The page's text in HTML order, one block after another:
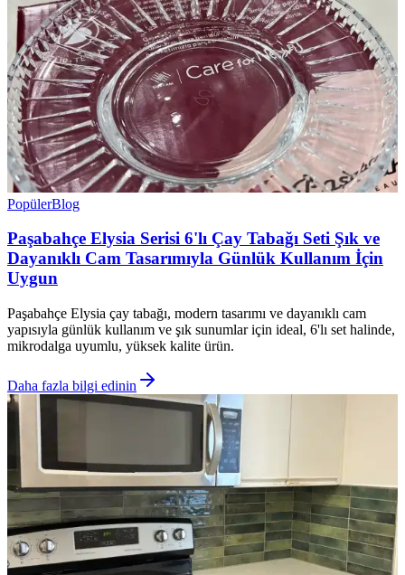
PopülerBlog
Paşabahçe Elysia Serisi 6'lı Çay Tabağı Seti Şık ve
Dayanıklı Cam Tasarımıyla Günlük Kullanım İçin
Uygun
Paşabahçe Elysia çay tabağı, modern tasarımı ve dayanıklı cam
yapısıyla günlük kullanım ve şık sunumlar için ideal, 6'lı set halinde,
mikrodalga uyumlu, yüksek kalite ürün.
Daha fazla bilgi edinin